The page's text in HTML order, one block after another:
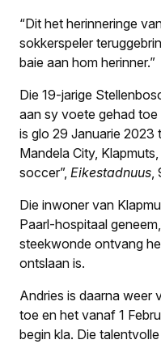
“Dit het herinneringe
sokkerspeler
baie aan hom herinner.”
Die 19-jarige
aan sy voete gehad
is glo 29 Januarie 2023
Mandela City,
soccer”, Eikestadnuus
Die inwoner van
Paarl-hospitaal
steekwonde ontvang
ontslaan is.
Andries is daarna weer
toe en het vanaf 1
begin kla. Die